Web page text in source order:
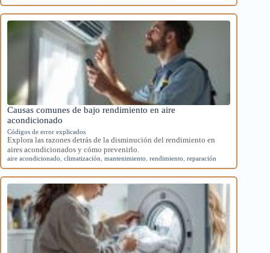
Causas comunes de bajo rendimiento en aire
acondicionado
Códigos de error explicados
Explora las razones detrás de la disminución del rendimiento en
aires acondicionados y cómo prevenirlo.
aire acondicionado climatización mantenimiento rendimiento reparación